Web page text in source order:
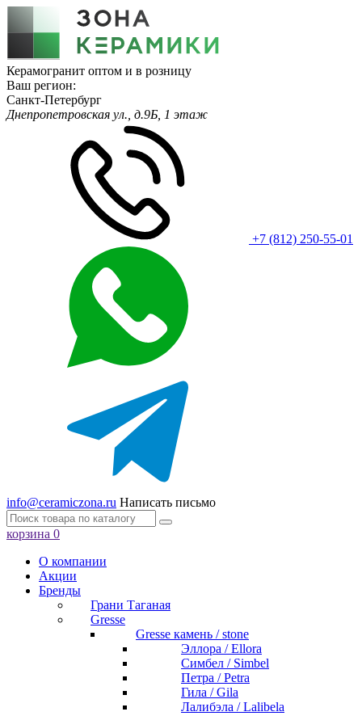
Керамогранит оптом и в розницу
Ваш регион:
Санкт-Петербург
Днепропетровская ул., д.9Б, 1 этаж
+7 (812) 250-55-01
info@ceramiczona.ru Написать письмо
корзина 0
О компании
Акции
Бренды
Грани Таганая
Gresse
Gresse камень / stone
Эллора / Ellora
Симбел / Simbel
Петра / Petra
Гила / Gila
Лалибэла / Lalibela